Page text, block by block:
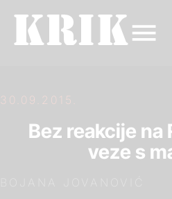
30.09.2015.
Bez reakcije na
veze s